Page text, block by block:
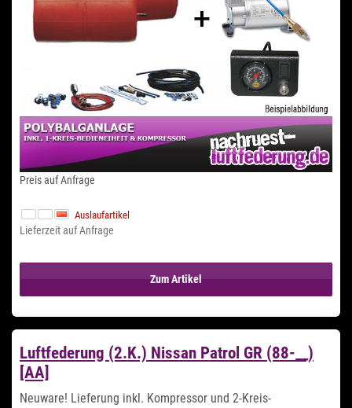
Preis auf Anfrage
Auslaufartikel
Lieferzeit auf Anfrage
Zum Artikel
Luftfederung (2.K.) Nissan Patrol GR (88-__)
[AA]
Neuware! Lieferung inkl. Kompressor und 2-Kreis-